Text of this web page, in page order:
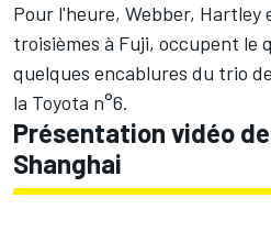
Pour l'heure, Webber,
troisièmes à Fuji, occupent le
quelques encablures du trio
la Toyota n°6.
Présentation vidéo
Shanghai